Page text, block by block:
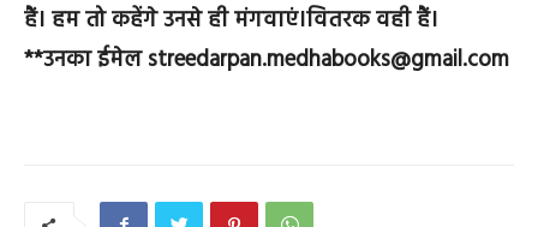
हैं। हम तो कहेंगे उनसे ही मंगवाएं।वितरक वही हैं।
**उनका ईमेल streedarpan.medhabooks@gmail.com